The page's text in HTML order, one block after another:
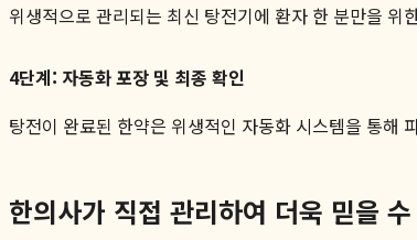
위생적으로 관리되는 최신 탕전기에 환자 한 분만을
4단계: 자동화 포장 및 최종 확인
탕전이 완료된 한약은 위생적인 자동화 시스템을 통해
한의사가 직접 관리하여 더욱 믿을